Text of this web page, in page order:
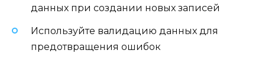
данных при создании новых записей
Используйте валидацию данных для
предотвращения ошибок